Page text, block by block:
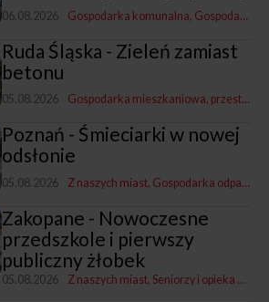
06.08.2026 Gospodarka komunalna Gospodarka i promocja
Ruda Śląska - Zieleń zamiast
betonu
05.08.2026 Gospodarka mieszkaniowa, przestrzenna i nieruchomościami
Poznań - Śmieciarki w nowej
odsłonie
05.08.2026 Z naszych miast Gospodarka odpadami
Zakopane - Nowoczesne
przedszkole i pierwszy
publiczny żłobek
05.08.2026 Z naszych miast Seniorzy i opieka nad dziećmi